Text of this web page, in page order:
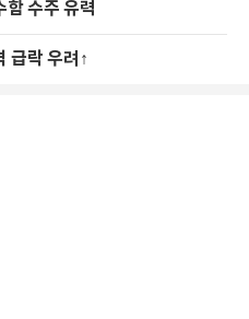
함 수주 유력
급락 우려↑